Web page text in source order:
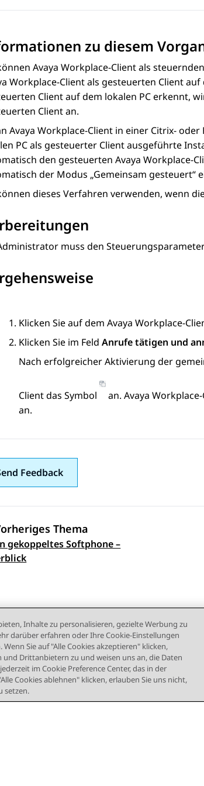
zu diesem
Avaya Workplace-Clientals
Workplace-Clientals gesteuerten Client auf
Client auf dem lokalen PC erkennt,
Client an.
Avaya Workplace-Client in einer Citrix- oder
PC als gesteuerter Client ausgeführte
den gesteuerten Avaya Workplace-
der Modus „Gemeinsam gesteuert“
dieses Verfahren verwenden, wenn
muss den
Klicken Sie auf dem Avaya Workplace-
Klicken Sie im Feld Anrufe tätigen und
Nach erfolgreicher Aktivierung der
Client das Symbol an. Avaya Workplace
an.
Feedback
Thema
gekoppeltes Softphone –
Inhalte zu personalisieren, gezielte Werbung zu
darüber erfahren oder Ihre Cookie-Einstellungen
Sie auf "Alle Cookies akzeptieren" klicken,
Drittanbietern zu und weisen uns an, die Daten
im Cookie Preference Center, das in der
Cookies ablehnen" klicken, erlauben Sie uns nicht,
setzen.